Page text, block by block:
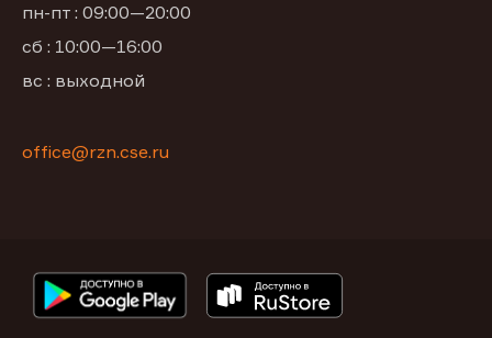
пн-пт : 09:00—20:00
сб : 10:00—16:00
вс : выходной
office@rzn.cse.ru